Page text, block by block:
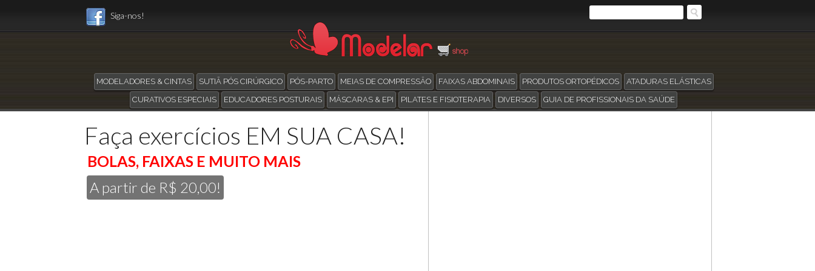
Siga-nos!
MODELADORES & CINTAS SUTIÃ PÓS CIRÚRGICO PÓS-PARTO MEIAS DE COMPRESSÃO FAIXAS ABDOMINAIS PRODUTOS ORTOPÉDICOS
ATADURAS ELÁSTICAS
CURATIVOS ESPECIAIS
EDUCADORES POSTURAIS MÁSCARAS & EPI PILATES E FISIOTERAPIA DIVERSOS GUIA DE PROFISSIONAIS DA SAÚDE